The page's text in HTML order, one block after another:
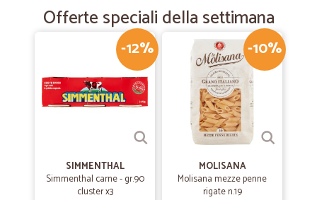
Offerte speciali della settimana
-12%
SIMMENTHAL
Simmenthal carne - gr.90
cluster x3
-10%
MOLISANA
Molisana mezze penne
rigate n.19